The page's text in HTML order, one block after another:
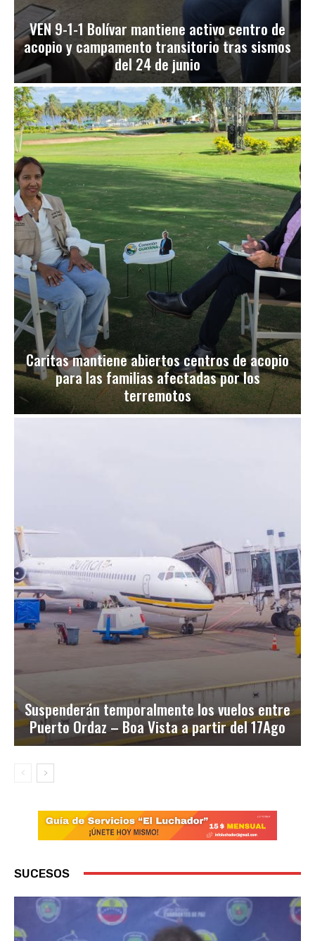
VEN 9-1-1 Bolívar mantiene activo centro de
acopio y campamento transitorio tras sismos
del 24 de junio
Caritas mantiene abiertos centros de acopio
para las familias afectadas por los
terremotos
Suspenderán temporalmente los vuelos entre
Puerto Ordaz – Boa Vista a partir del 17Ago
SUCESOS